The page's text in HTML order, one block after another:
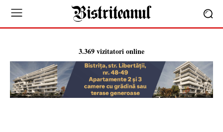
3.369 vizitatori online